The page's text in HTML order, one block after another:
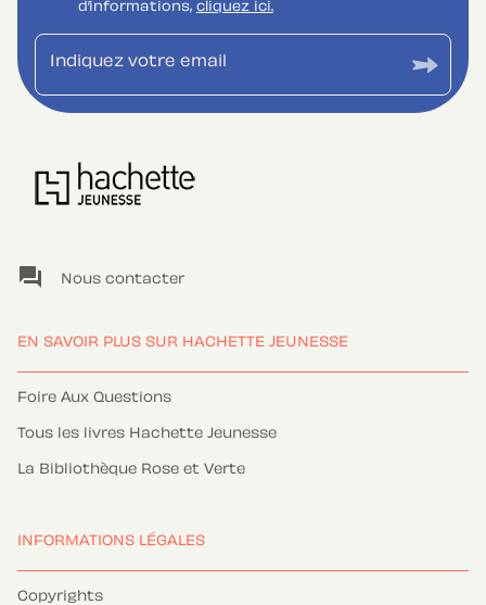
d’informations, cliquez ici.
Indiquez votre email
question_answer Nous contacter
EN SAVOIR PLUS SUR HACHETTE JEUNESSE
Foire Aux Questions
Tous les livres Hachette Jeunesse
La Bibliothèque Rose et Verte
INFORMATIONS LÉGALES
Copyrights